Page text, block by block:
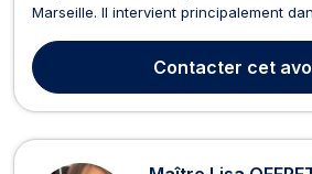
Marseille. Il intervient principalement
indemnisation des victimes d’accident,
médicale et réparation du dommage
Contacter cet